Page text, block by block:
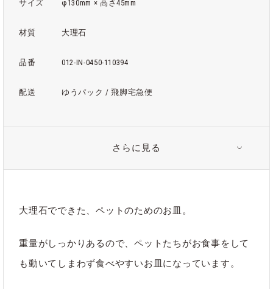
サイズ φ130mm × 高さ45mm
材質 大理石
品番 012-IN-0450-110394
配送 ゆうパック / 飛脚宅急便
さらに見る
大理石でできた、ペットのためのお皿。
重量がしっかりあるので、ペットたちがお食事をして
も動いてしまわず食べやすいお皿になっています。